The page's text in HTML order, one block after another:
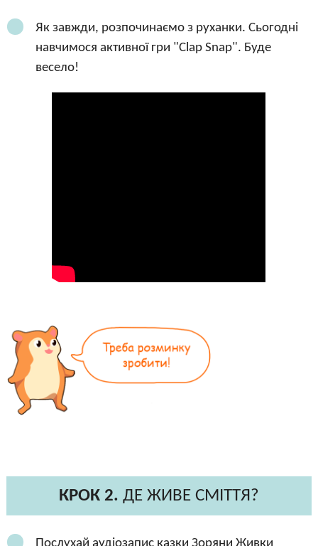
Як завжди, розпочинаємо з руханки. Сьогодні
навчимося активної гри "Clap Snap". Буде
весело!
КРОК 2. ДЕ ЖИВЕ СМІТТЯ?